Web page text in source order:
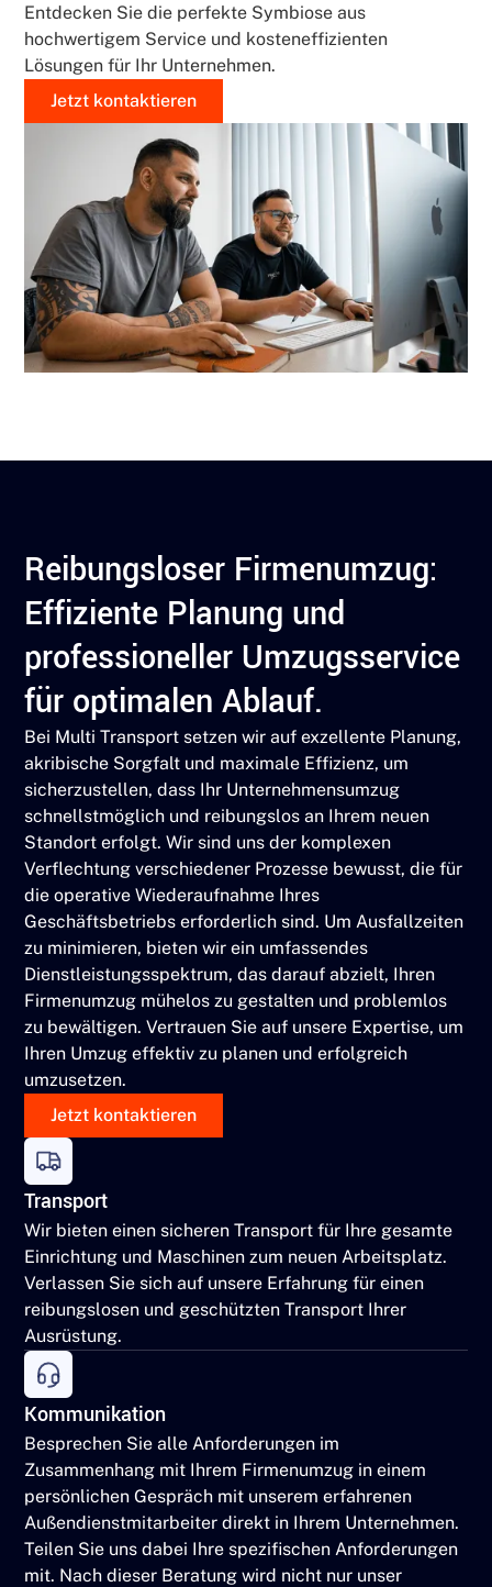
Entdecken Sie die perfekte Symbiose aus
hochwertigem Service und kosteneffizienten
Lösungen für Ihr Unternehmen.
Jetzt kontaktieren
Reibungsloser Firmenumzug:
Effiziente Planung und
professioneller Umzugsservice
für optimalen Ablauf.
Bei Multi Transport setzen wir auf exzellente Planung,
akribische Sorgfalt und maximale Effizienz, um
sicherzustellen, dass Ihr Unternehmensumzug
schnellstmöglich und reibungslos an Ihrem neuen
Standort erfolgt. Wir sind uns der komplexen
Verflechtung verschiedener Prozesse bewusst, die für
die operative Wiederaufnahme Ihres
Geschäftsbetriebs erforderlich sind. Um Ausfallzeiten
zu minimieren, bieten wir ein umfassendes
Dienstleistungsspektrum, das darauf abzielt, Ihren
Firmenumzug mühelos zu gestalten und problemlos
zu bewältigen. Vertrauen Sie auf unsere Expertise, um
Ihren Umzug effektiv zu planen und erfolgreich
umzusetzen.
Jetzt kontaktieren
Transport
Wir bieten einen sicheren Transport für Ihre gesamte
Einrichtung und Maschinen zum neuen Arbeitsplatz.
Verlassen Sie sich auf unsere Erfahrung für einen
reibungslosen und geschützten Transport Ihrer
Ausrüstung.
Kommunikation
Besprechen Sie alle Anforderungen im
Zusammenhang mit Ihrem Firmenumzug in einem
persönlichen Gespräch mit unserem erfahrenen
Außendienstmitarbeiter direkt in Ihrem Unternehmen.
Teilen Sie uns dabei Ihre spezifischen Anforderungen
mit. Nach dieser Beratung wird nicht nur unser